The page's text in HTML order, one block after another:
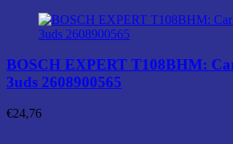
BOSCH EXPERT T108BHM:
3uds 2608900565
€24,76